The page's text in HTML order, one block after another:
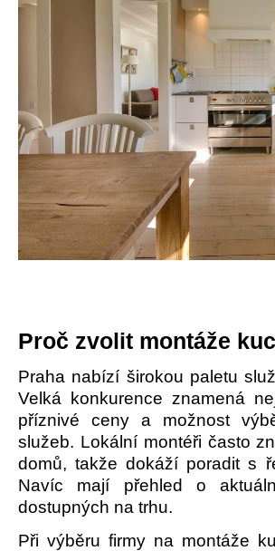
Proč zvolit montáže
Praha nabízí širokou paletu
Velká konkurence znamená
příznivé ceny a možnost
služeb. Lokální montéři často
domů, takže dokáží poradit s
Navíc mají přehled o
dostupných na trhu.
Při výběru firmy na montáže